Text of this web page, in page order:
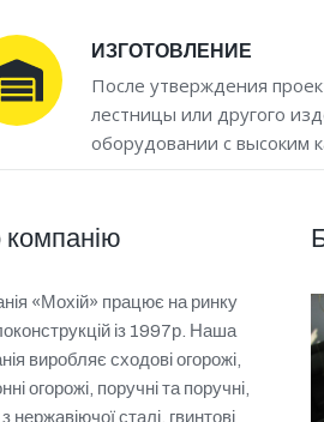
ИЗГОТОВЛЕНИЕ
После утверждения
лестницы или другого
оборудовании с высоким
«Мохій» працює на ринку
із 1997р. Наша
виробляє сходові огорожі,
огорожі, поручні та поручні,
нержавіючої сталі, гвинтові